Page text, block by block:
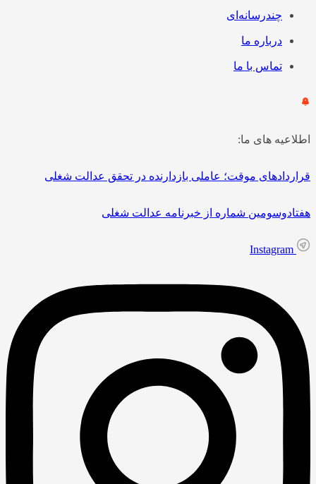
چندرسانه‌ای
درباره ما
تماس با ما
اطلاعیه های ما:
قراردادهای موقت؛ عاملی بازدارنده در تحقق عدالت شغلی
هفتادوسومین شماره از خبرنامه عدالت شغلی
Instagram